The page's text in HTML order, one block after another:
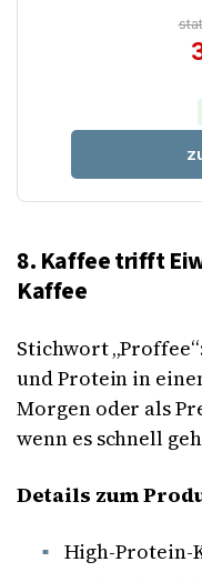
8. Kaffee trifft
Kaffee
Stichwort
und Protein in
Morgen oder als
wenn es schnell
Details zum
High-Protein-